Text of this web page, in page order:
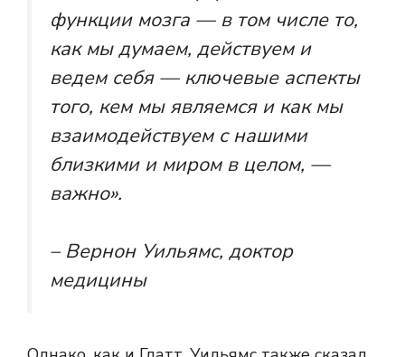
функции мозга — в том числе то,
как мы думаем, действуем и
ведем себя — ключевые аспекты
того, кем мы являемся и как мы
взаимодействуем с нашими
близкими и миром в целом, —
важно».
– Вернон Уильямс, доктор
медицины